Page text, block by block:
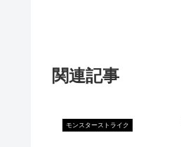
関連記事
モンスターストライク